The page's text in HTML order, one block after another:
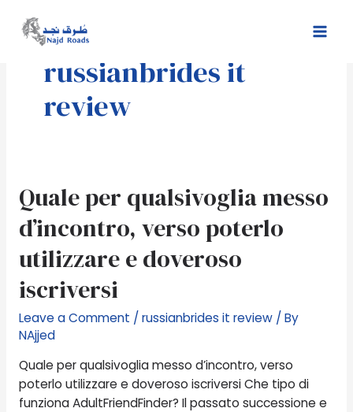
content
russianbrides it
review
Quale per qualsivoglia messo
d’incontro, verso poterlo
utilizzare e doveroso
iscriversi
Leave a Comment /russianbrides it review/ By
NAjjed
Quale per qualsivoglia messo d’incontro, verso
poterlo utilizzare e doveroso iscriversi Che tipo di
funziona AdultFriendFinder? Il passato successione e
Quale
per
qualsivoglia
d’incontro,
verso
poterlo
utilizzare
e
doveroso
iscriversi